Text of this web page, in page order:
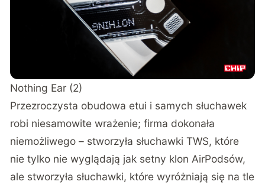
Nothing Ear (2)
Przezroczysta obudowa etui i samych słuchawek
robi niesamowite wrażenie; firma dokonała
niemożliwego – stworzyła słuchawki TWS, które
nie tylko nie wyglądają jak setny klon AirPodsów,
ale stworzyła słuchawki, które wyróżniają się na tle